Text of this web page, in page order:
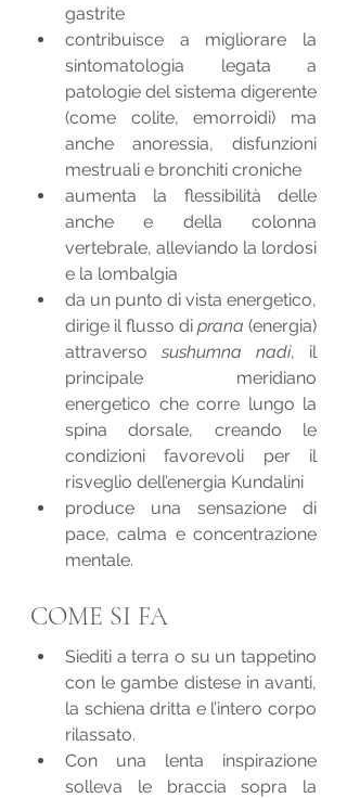
gastrite
contribuisce a migliorare la
sintomatologia legata a
patologie del sistema digerente
(come colite, emorroidi) ma
anche anoressia, disfunzioni
mestruali e bronchiti croniche
aumenta la flessibilità delle
anche e della colonna
vertebrale, alleviando la lordosi
e la lombalgia
da un punto di vista energetico,
dirige il flusso di prana (energia)
attraverso sushumna nadi, il
principale meridiano
energetico che corre lungo la
spina dorsale, creando le
condizioni favorevoli per il
risveglio dell’energia Kundalini
produce una sensazione di
pace, calma e concentrazione
mentale.
COME SI FA
Siediti a terra o su un tappetino
con le gambe distese in avanti,
la schiena dritta e l’intero corpo
rilassato.
Con una lenta inspirazione
solleva le braccia sopra la